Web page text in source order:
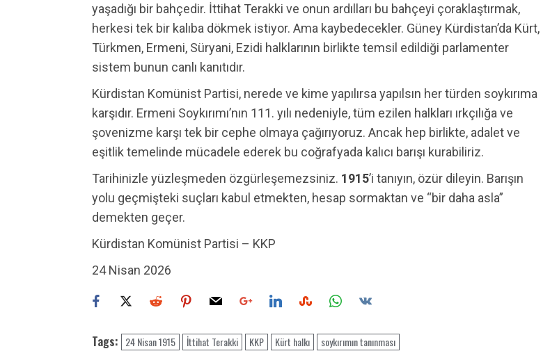
yaşadığı bir bahçedir. İttihat Terakki ve onun ardılları bu bahçeyi çoraklaştırmak,
herkesi tek bir kalıba dökmek istiyor. Ama kaybedecekler. Güney Kürdistan’da Kürt,
Türkmen, Ermeni, Süryani, Ezidi halklarının birlikte temsil edildiği parlamenter
sistem bunun canlı kanıtıdır.
Kürdistan Komünist Partisi, nerede ve kime yapılırsa yapılsın her türden soykırıma
karşıdır. Ermeni Soykırımı’nın 111. yılı nedeniyle, tüm ezilen halkları ırkçılığa ve
şovenizme karşı tek bir cephe olmaya çağırıyoruz. Ancak hep birlikte, adalet ve
eşitlik temelinde mücadele ederek bu coğrafyada kalıcı barışı kurabiliriz.
Tarihinizle yüzleşmeden özgürleşemezsiniz. 1915’i tanıyın, özür dileyin. Barışın
yolu geçmişteki suçları kabul etmekten, hesap sormaktan ve “bir daha asla”
demekten geçer.
Kürdistan Komünist Partisi – KKP
24 Nisan 2026
Tags: 24 Nisan 1915 İttihat Terakki KKP Kürt halkı soykırımın tanınması